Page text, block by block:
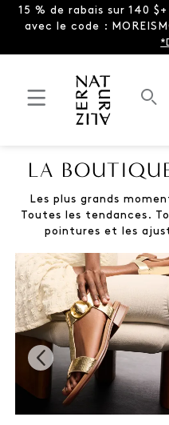
15 % de rabais sur 140
avec le code :
LA
Les plus grands
Toutes les tendances.
pointures et les